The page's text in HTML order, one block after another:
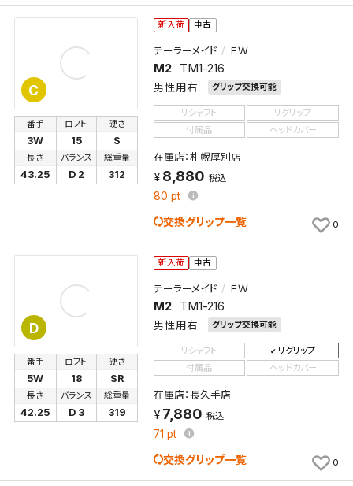
C
新入荷 中古
テーラーメイド ＦＷ
M2 TM1-216
男性用右 グリップ交換可能
番手
3W
ロフト
15
硬さ
S
長さ
43.25
バランス
D 2
総重量
312
リシャフト
リグリップ
付属品
ヘッドカバー
在庫店：札幌厚別店
8,880 税込
80 pt
交換グリップ一覧 0
D
新入荷 中古
テーラーメイド ＦＷ
M2 TM1-216
男性用右 グリップ交換可能
番手
5W
ロフト
18
硬さ
SR
長さ
42.25
バランス
D 3
総重量
319
リシャフト
リグリップ
付属品
ヘッドカバー
在庫店：長久手店
7,880 税込
71 pt
交換グリップ一覧 0